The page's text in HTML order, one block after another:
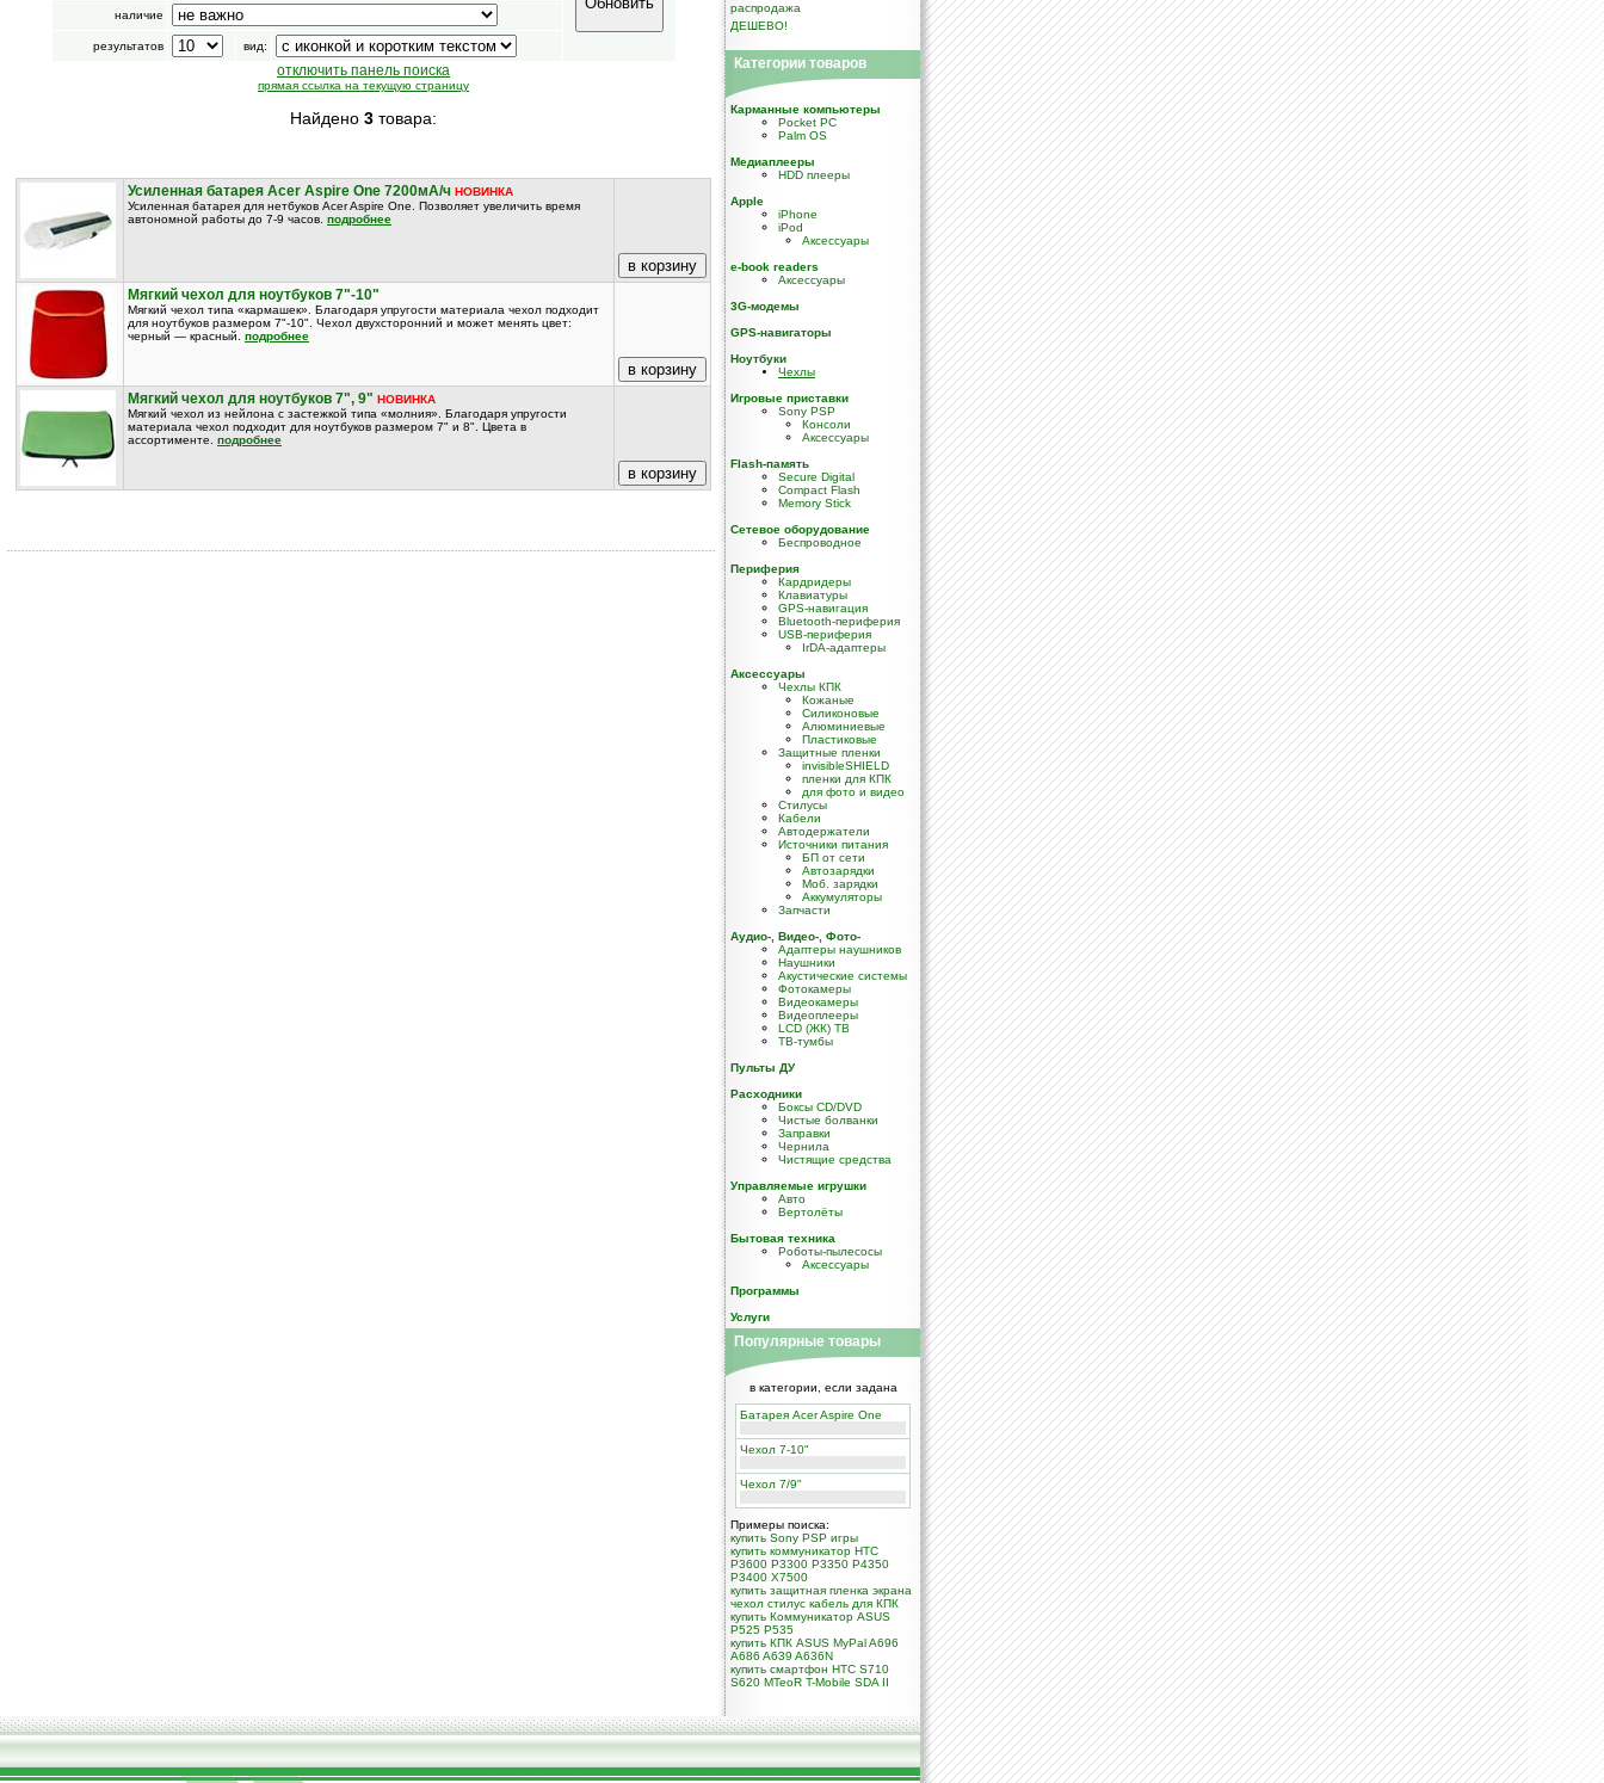
наличие
результатов вид:
отключить панель поиска
прямая ссылка на текущую страницу
Найдено 3 товара:
Усиленная батарея Acer Aspire One 7200мА/ч НОВИНКА
Усиленная батарея для нетбуков Acer Aspire One. Позволяет увеличить время
автономной работы до 7-9 часов. подробнее
Мягкий чехол для ноутбуков 7"-10"
Мягкий чехол типа «кармашек». Благодаря упругости материала чехол подходит
для ноутбуков размером 7"-10". Чехол двухсторонний и может менять цвет:
черный — красный. подробнее
Мягкий чехол для ноутбуков 7", 9" НОВИНКА
Мягкий чехол из нейлона с застежкой типа «молния». Благодаря упругости
материала чехол подходит для ноутбуков размером 7" и 8". Цвета в
ассортименте. подробнее
распродажа
ДЕШЕВО!
Категории товаров
Карманные компьютеры
Pocket PC
Palm OS
Медиаплееры
HDD плееры
Apple
iPhone
iPod
Аксессуары
e-book readers
Аксессуары
3G-модемы
GPS-навигаторы
Ноутбуки
Чехлы
Игровые приставки
Sony PSP
Консоли
Аксессуары
Flash-память
Secure Digital
Compact Flash
Memory Stick
Сетевое оборудование
Беспроводное
Периферия
Кардридеры
Клавиатуры
GPS-навигация
Bluetooth-периферия
USB-периферия
IrDA-адаптеры
Аксессуары
Чехлы КПК
Кожаные
Силиконовые
Алюминиевые
Пластиковые
Защитные пленки
invisibleSHIELD
пленки для КПК
для фото и видео
Стилусы
Кабели
Автодержатели
Источники питания
БП от сети
Автозарядки
Моб. зарядки
Аккумуляторы
Запчасти
Аудио-, Видео-, Фото-
Адаптеры наушников
Наушники
Акустические системы
Фотокамеры
Видеокамеры
Видеоплееры
LCD (ЖК) TB
ТВ-тумбы
Пульты ДУ
Расходники
Боксы CD/DVD
Чистые болванки
Заправки
Чернила
Чистящие средства
Управляемые игрушки
Авто
Вертолёты
Бытовая техника
Роботы-пылесосы
Аксессуары
Программы
Услуги
Популярные товары
в категории, если задана
Батарея Acer Aspire One
Чехол 7-10"
Чехол 7/9"
Примеры поиска:
купить Sony PSP игры
купить коммуникатор HTC
P3600 P3300 P3350 P4350
P3400 X7500
купить защитная пленка экрана
чехол стилус кабель для КПК
купить Коммуникатор ASUS
P525 P535
купить КПК ASUS MyPal A696
A686 A639 A636N
купить смартфон HTC S710
S620 MTeoR T-Mobile SDA II